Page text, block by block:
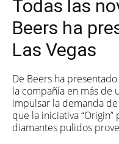
Todas las
Beers ha
Las Vegas
De Beers ha
la compañía en más de
impulsar la demanda
que la iniciativa
diamantes pulidos